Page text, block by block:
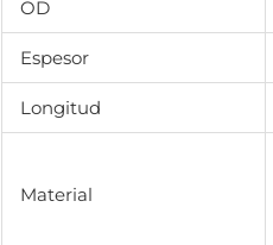
OD
Espesor
Longitud
Material